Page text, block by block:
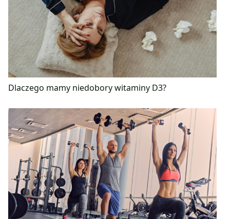
Dlaczego mamy niedobory witaminy D3?